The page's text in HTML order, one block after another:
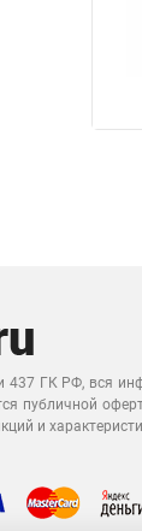
437 ГК РФ, вся
публичной
и